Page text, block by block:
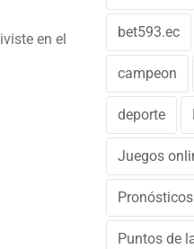
en el bet593.ec
campeon
deporte
Juegos
Puntos de